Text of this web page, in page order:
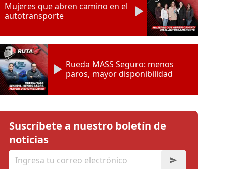
Mujeres que abren camino en el
autotransporte
Rueda MASS Seguro: menos
paros, mayor disponibilidad
Suscríbete a nuestro boletín de
noticias